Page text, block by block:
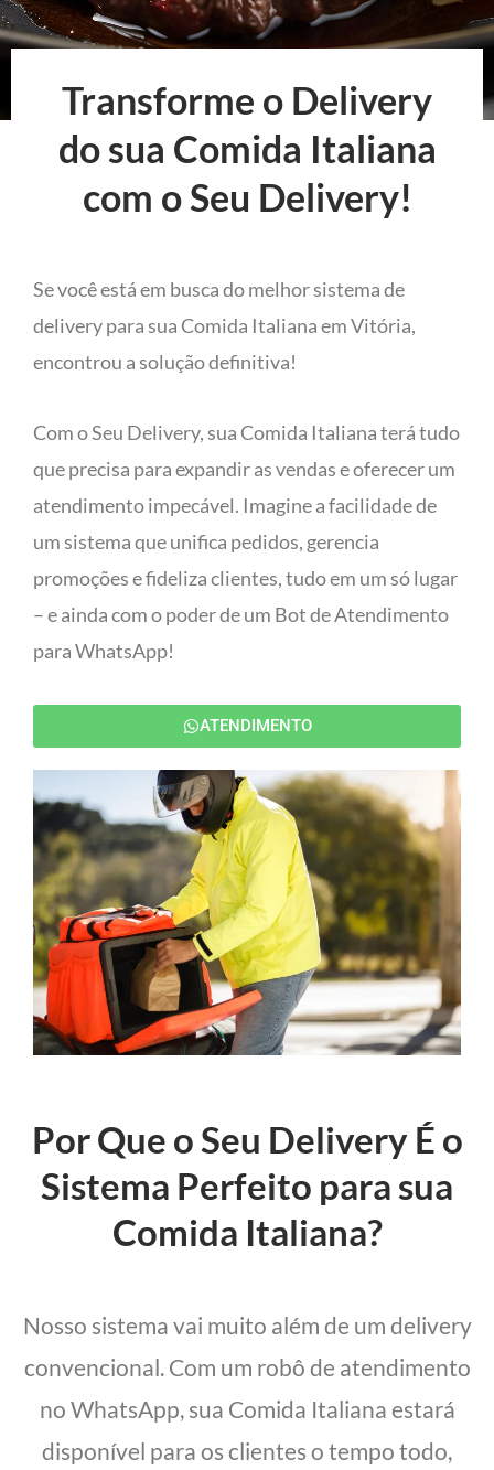
Transforme o Delivery
do sua Comida Italiana
com o Seu Delivery!
Se você está em busca do melhor sistema de
delivery para sua Comida Italiana em Vitória,
encontrou a solução definitiva!
Com o Seu Delivery, sua Comida Italiana terá tudo
que precisa para expandir as vendas e oferecer um
atendimento impecável. Imagine a facilidade de
um sistema que unifica pedidos, gerencia
promoções e fideliza clientes, tudo em um só lugar
– e ainda com o poder de um Bot de Atendimento
para WhatsApp!
ATENDIMENTO
Por Que o Seu Delivery É o
Sistema Perfeito para sua
Comida Italiana?
Nosso sistema vai muito além de um delivery
convencional. Com um robô de atendimento
no WhatsApp, sua Comida Italiana estará
disponível para os clientes o tempo todo,